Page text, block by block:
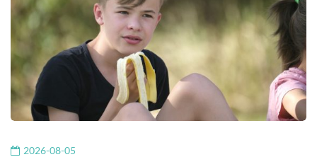
2026-08-05